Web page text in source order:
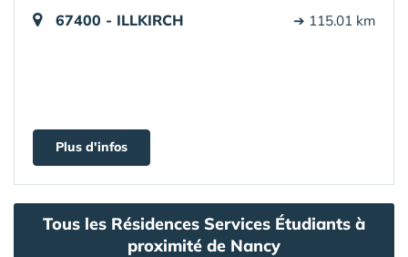
67400 - ILLKIRCH ➔ 115.01 km
Plus d'infos
Tous les Résidences Services Étudiants à
proximité de Nancy